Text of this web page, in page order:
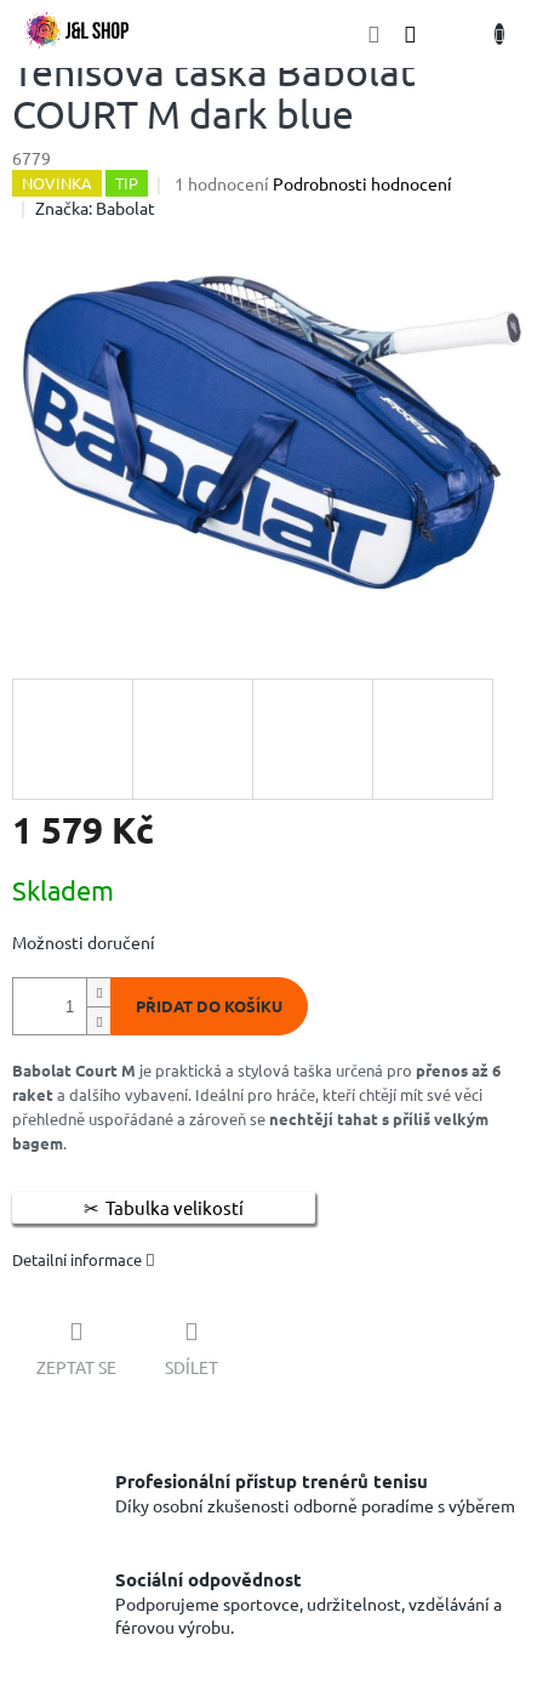
Přejít
obsahTenisová taška Babolat
COURT M dark blue
6779
NOVINKA TIP
Průměrné
5,0
z
5
hvězdiček.
1 hodnocení Podrobnosti hodnocení
Značka: Babolat
1 579 Kč
cena:
Skladem
Možnosti doručení
PŘIDAT DO KOŠÍKU
Babolat Court M je praktická a stylová taška určená pro přenos až 6
raketa dalšího vybavení. Ideální pro hráče, kteří chtějí mít své věci
přehledně uspořádané a zároveň se nechtějí tahat s příliš velkým
bagem.
Tabulka velikostí
Detailní informace
ZEPTAT SE SDÍLET
Profesionální přístup trenérů tenisu
Díky osobní zkušenosti odborně poradíme s výběrem
Sociální odpovědnost
Podporujeme sportovce, udržitelnost, vzdělávání a
férovou výrobu.